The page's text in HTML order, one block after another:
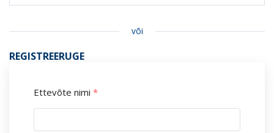
või
REGISTREERUGE
Ettevõte nimi *